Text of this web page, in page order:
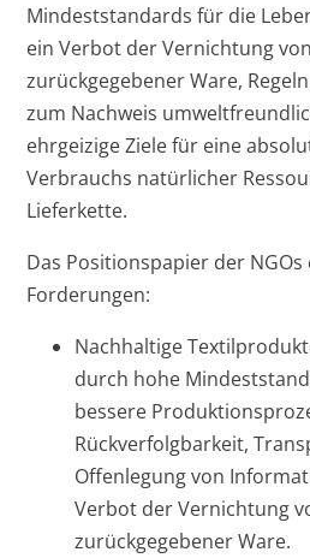
Mindeststandards für die
ein Verbot der Vernichtung
zurückgegebener Ware,
zum Nachweis
ehrgeizige Ziele für eine
Verbrauchs natürlicher
Lieferkette.
Das Positionspapier der
Forderungen:
Nachhaltige
durch hohe
bessere
Rückverfolgbarkeit,
Offenlegung von
Verbot der Vernichtung
zurückgegebener Ware.